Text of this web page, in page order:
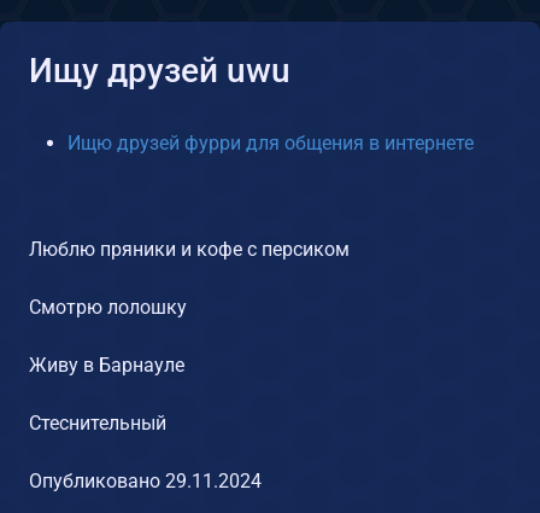
Ищу друзей uwu
Ищю друзей фурри для общения в интернете
Люблю пряники и кофе с персиком
Смотрю лолошку
Живу в Барнауле
Стеснительный
Опубликовано 29.11.2024